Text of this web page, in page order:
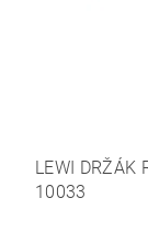
LEWI DRŽÁK
10033